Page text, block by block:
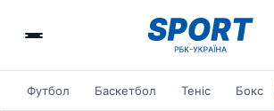
Футбол Баскетбол Теніс Бокс